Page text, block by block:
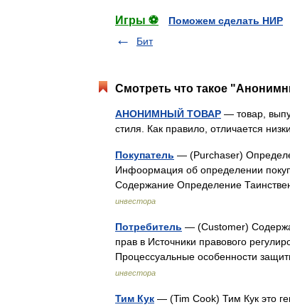
Игры ⚽
Поможем сделать НИР
Бит
Смотреть что такое
АНОНИМНЫЙ ТОВАР — товар,
стиля. Как правило, отличается
Покупатель — (Purchaser)
Инфоормация об определении
Содержание Определение
инвестора
Потребитель — (Сustomer)
прав в Источники правового
Процессуальные особенности
инвестора
Тим Кук — (Tim Cook) Тим Кук это